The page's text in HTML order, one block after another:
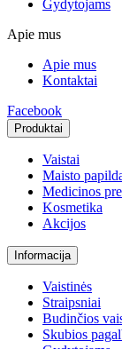
Gydytojams
Apie mus
Apie mus
Kontaktai
Facebook
Produktai
Vaistai
Maisto
Medicinos
Kosmetika
Akcijos
Informacija
Vaistinės
Straipsniai
Budinčios
Skubios